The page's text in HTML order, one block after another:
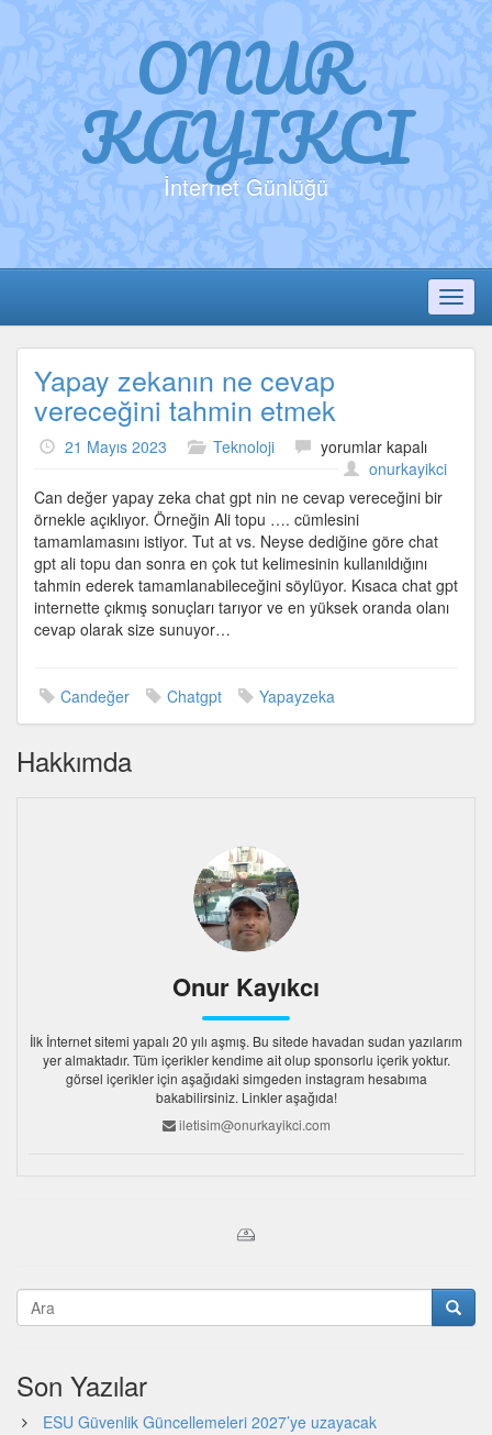
ONUR
KAYIKCI
İnternet Günlüğü
Yapay zekanın ne cevap
vereceğini tahmin etmek
21 Mayıs 2023 Teknoloji
Yapay
zekanın
ne
cevap
vereceğini
tahmin
etmek
için
yorumlar kapalı
onurkayikci
Can değer yapay zeka chat gpt nin ne cevap vereceğini bir
örnekle açıklıyor. Örneğin Ali topu …. cümlesini
tamamlamasını istiyor. Tut at vs. Neyse dediğine göre chat
gpt ali topu dan sonra en çok tut kelimesinin kullanıldığını
tahmin ederek tamamlanabileceğini söylüyor. Kısaca chat gpt
internette çıkmış sonuçları tarıyor ve en yüksek oranda olanı
cevap olarak size sunuyor…
Candeğer Chatgpt Yapayzeka
Hakkımda
Onur Kayıkcı
İlk İnternet sitemi yapalı 20 yılı aşmış. Bu sitede havadan sudan yazılarım
yer almaktadır. Tüm içerikler kendime ait olup sponsorlu içerik yoktur.
görsel içerikler için aşağıdaki simgeden instagram hesabıma
bakabilirsiniz. Linkler aşağıda!
iletisim@onurkayikci.com
Son Yazılar
ESU Güvenlik Güncellemeleri 2027’ye uzayacak